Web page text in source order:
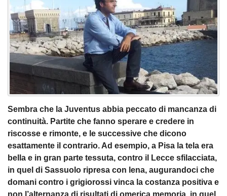
Sembra che la Juventus abbia peccato di mancanza di
continuità. Partite che fanno sperare e credere in
riscosse e rimonte, e le successive che dicono
esattamente il contrario. Ad esempio, a Pisa la tela era
bella e in gran parte tessuta, contro il Lecce sfilacciata,
in quel di Sassuolo ripresa con lena, augurandoci che
domani contro i grigiorossi vinca la costanza positiva e